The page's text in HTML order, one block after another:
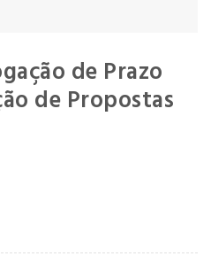
de Prazo
de Propostas